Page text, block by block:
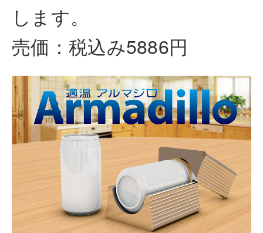
します。
売価：税込み5886円